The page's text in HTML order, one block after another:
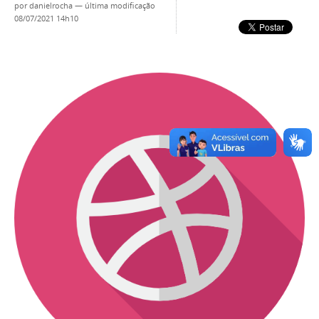
pordanielrocha — última modificação
08/07/2021 14h10